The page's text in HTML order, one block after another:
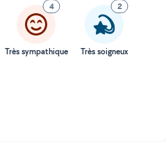
4
Très sympathique
2
Très soigneux